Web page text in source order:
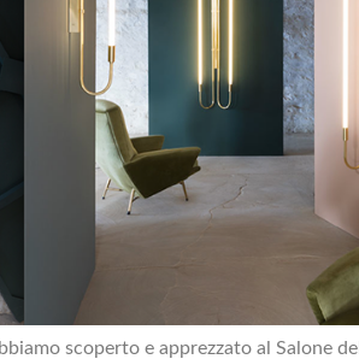
scoperto e apprezzato al Salone